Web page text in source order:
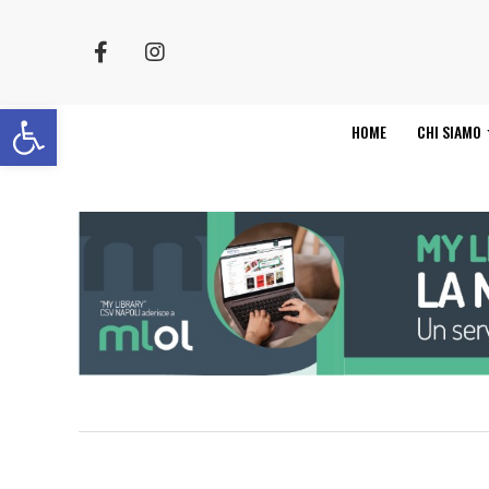
Apri la barra degli strumenti HOME CHI SIAMO